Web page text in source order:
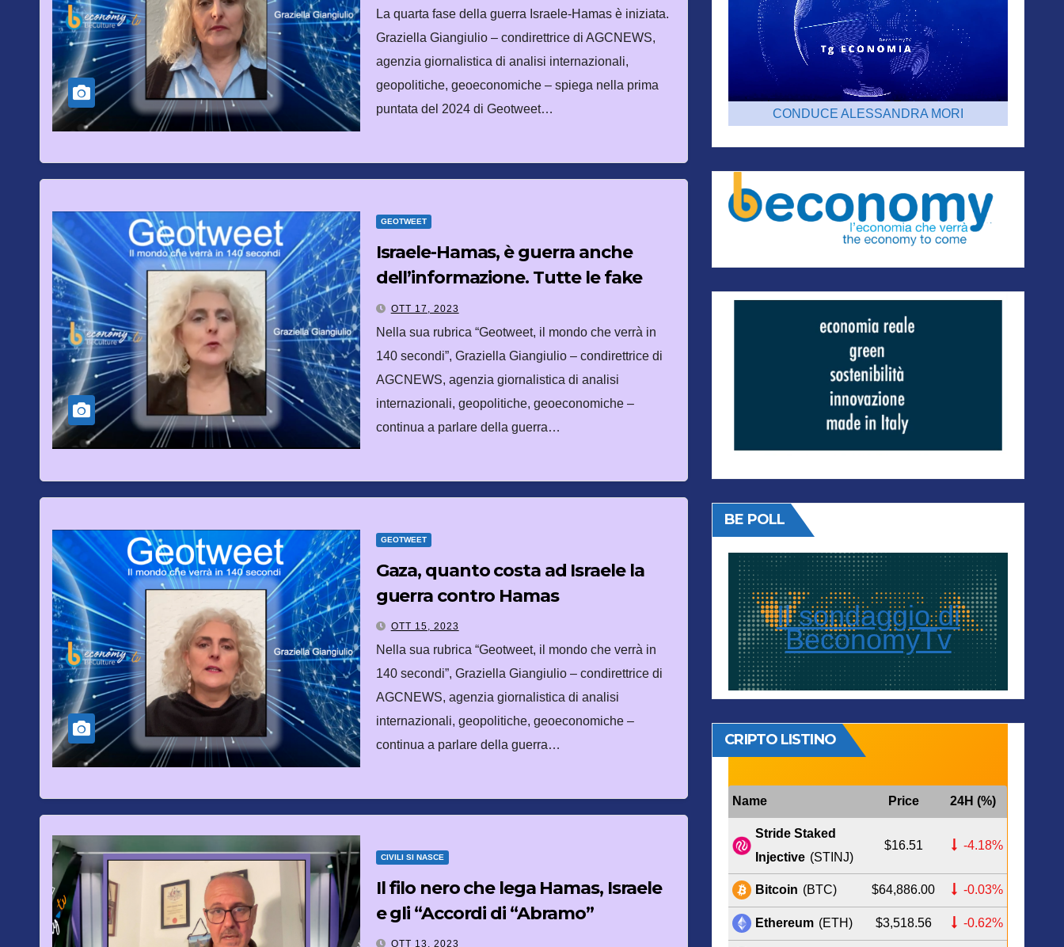
La quarta fase della guerra Israele-Hamas è iniziata.
Graziella Giangiulio – condirettrice di AGCNEWS,
agenzia giornalistica di analisi internazionali,
geopolitiche, geoeconomiche – spiega nella prima
puntata del 2024 di Geotweet…
GEOTWEET
Israele-Hamas, è guerra anche
dell’informazione. Tutte le fake
news
OTT 17, 2023
Nella sua rubrica “Geotweet, il mondo che verrà in
140 secondi”, Graziella Giangiulio – condirettrice di
AGCNEWS, agenzia giornalistica di analisi
internazionali, geopolitiche, geoeconomiche –
continua a parlare della guerra…
GEOTWEET
Gaza, quanto costa ad Israele la
guerra contro Hamas
OTT 15, 2023
Nella sua rubrica “Geotweet, il mondo che verrà in
140 secondi”, Graziella Giangiulio – condirettrice di
AGCNEWS, agenzia giornalistica di analisi
internazionali, geopolitiche, geoeconomiche –
continua a parlare della guerra…
CIVILI SI NASCE
Il filo nero che lega Hamas, Israele
e gli “Accordi di “Abramo”
OTT 13, 2023
CONDUCE ALESSANDRA MORI
BE POLL
Il sondaggio di
BeconomyTv
CRIPTO LISTINO
Name Price 24H (%)
Stride Staked
Injective (STINJ)
$16.51 -4.18%
Bitcoin (BTC) $64,886.00 -0.03%
Ethereum (ETH) $3,518.56 -0.62%